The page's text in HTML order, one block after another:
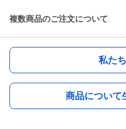
複数商品のご注文について
私た
商品について